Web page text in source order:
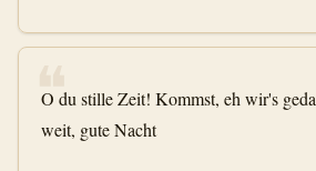
❝
O du stille Zeit! Kommst, eh wir's
weit, gute Nacht